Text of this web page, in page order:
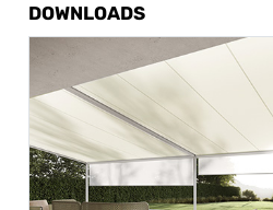
DOWNLOADS